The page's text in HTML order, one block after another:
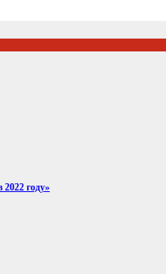
году»